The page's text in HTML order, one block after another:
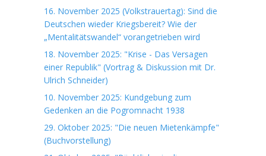
16. November 2025 (Volkstrauertag): Sind die
Deutschen wieder Kriegsbereit? Wie der
„Mentalitätswandel“ vorangetrieben wird
18. November 2025: "Krise - Das Versagen
einer Republik" (Vortrag & Diskussion mit Dr.
Ulrich Schneider)
10. November 2025: Kundgebung zum
Gedenken an die Pogromnacht 1938
29. Oktober 2025: "Die neuen Mietenkämpfe"
(Buchvorstellung)